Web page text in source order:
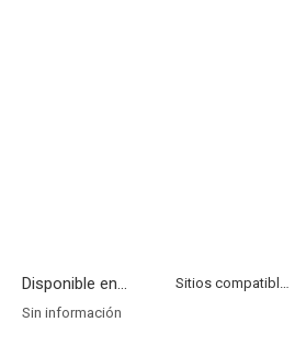
Disponible en...
Sitios compatibles
Sin información